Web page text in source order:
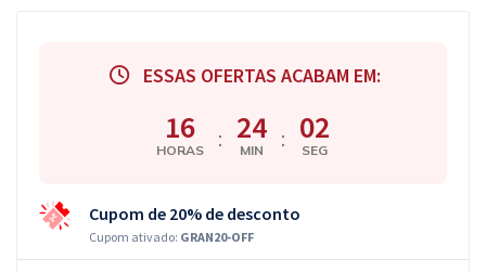
ESSAS OFERTAS ACABAM EM:
16
HORAS : 24
MIN : 01
SEG
Cupom de 20% de desconto
Cupom ativado: GRAN20-OFF